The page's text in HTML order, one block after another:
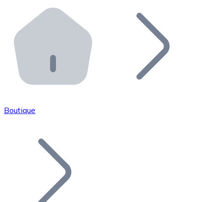
Distributeurs automatiques Bitnovo
Intégrez un ATM Bitnovo dans votre entreprise et
API Bitnovo
Intégrez notre API dans votre écosystème.
Rejoignez notre réseau de distributeurs et
Ajoutez le token de votre projet à notre service
Boutique